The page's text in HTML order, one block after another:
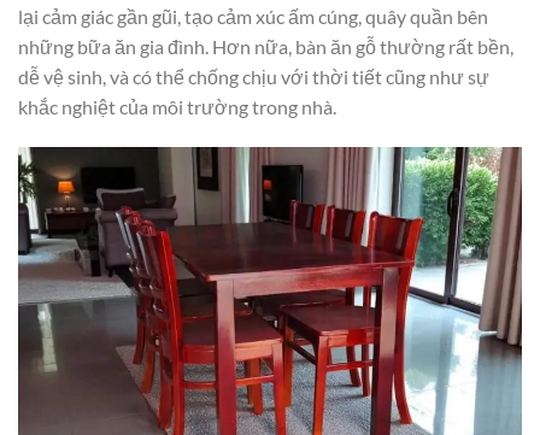
lại cảm giác gần gũi, tạo cảm xúc ấm cúng, quây quần bên
những bữa ăn gia đình. Hơn nữa, bàn ăn gỗ thường rất bền,
dễ vệ sinh, và có thể chống chịu với thời tiết cũng như sự
khắc nghiệt của môi trường trong nhà.